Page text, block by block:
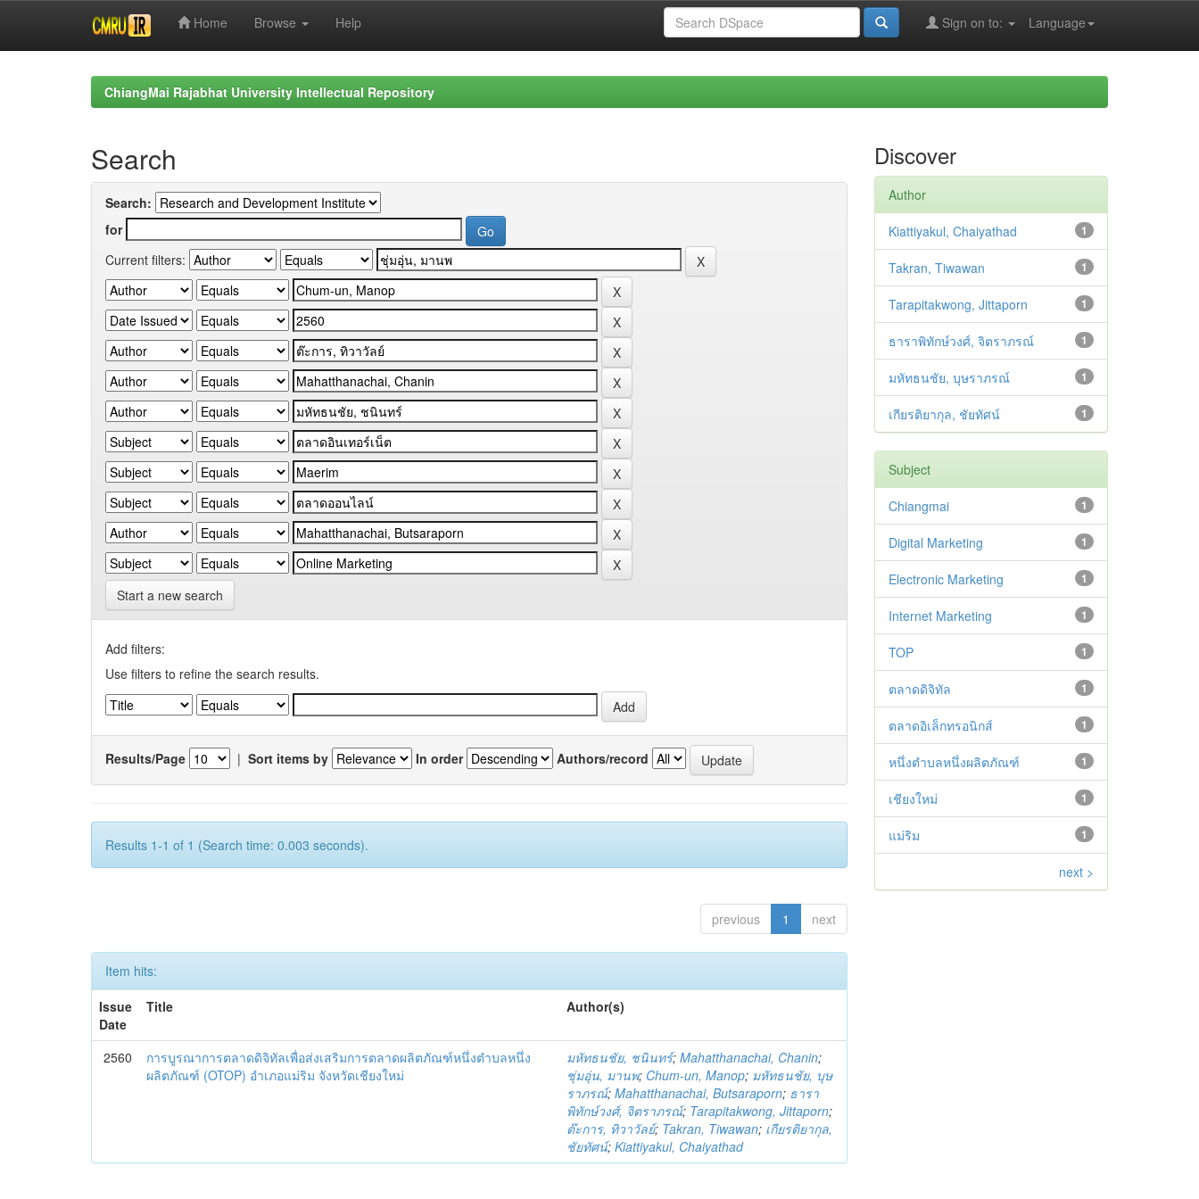
Home Browse Help Language
Sign on to:
ChiangMai Rajabhat University Intellectual Repository
Search
Search:
for
Current filters:
Start a new search
Add filters:
Use filters to refine the search results.
Results/Page | Sort items by In order Authors/record
Results 1-1 of 1 (Search time: 0.003 seconds).
previous 1 next
Item hits:
Issue
Date
Title Author(s)
2560
การบูรณาการตลาดดิจิทัลเพื่อส่งเสริมการตลาดผลิตภัณฑ์หนึ่งตำบลหนึ่ง
ผลิตภัณฑ์ (OTOP) อำเภอแม่ริม จังหวัดเชียงใหม่
มหัทธนชัย, ชนินทร์;Mahatthanachai, Chanin;
ชุ่มอุ่น, มานพ; Chum-un, Manop; มหัทธนชัย, บุษ
ราภรณ์;Mahatthanachai, Butsaraporn; ธารา
พิทักษ์วงศ์, จิตราภรณ์; Tarapitakwong, Jittaporn;
ต๊ะการ, ทิวาวัลย์; Takran, Tiwawan; เกียรติยากุล,
ชัยทัศน์;Kiattiyakul, Chaiyathad
Discover
Author
1
Kiattiyakul, Chaiyathad
1
Takran, Tiwawan
1
Tarapitakwong, Jittaporn
1
ธาราพิทักษ์วงศ์, จิตราภรณ์
1
มหัทธนชัย, บุษราภรณ์
1
เกียรติยากุล, ชัยทัศน์
Subject
1
Chiangmai
1
Digital Marketing
1
Electronic Marketing
1
Internet Marketing
1
TOP
1
ตลาดดิจิทัล
1
ตลาดอิเล็กทรอนิกส์
1
หนึ่งตำบลหนึ่งผลิตภัณฑ์
1
เชียงใหม่
1
แม่ริม
next >